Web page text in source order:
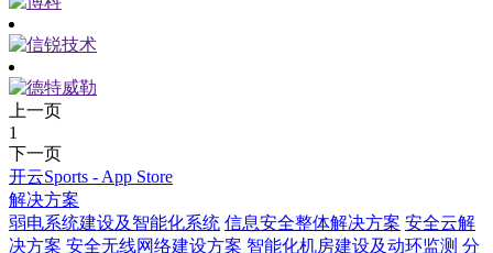
上一页
1
下一页
开云Sports - App Store
解决方案
弱电系统建设及智能化系统 信息安全整体解决方案 安全云解
决方案 安全无线网络建设方案 智能化机房建设及动环监测 分